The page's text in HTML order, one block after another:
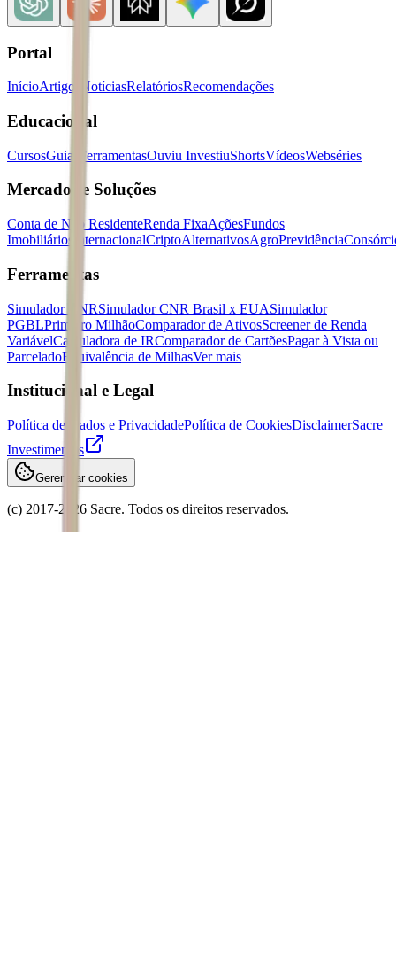
Portal
InícioArtigos NotíciasRelatóriosRecomendações
Educacional
CursosGuias FerramentasOuviu InvestiuShortsVídeosWebséries
Mercados e Soluções
Conta de Não ResidenteRenda FixaAçõesFundos
Imobiliários
InternacionalCriptoAlternativosAgroPrevidência
Ferramentas
Simulador CNRSimulador CNR Brasil x EUASimulador
PGBLPrimeiro MilhãoComparador de AtivosScreener de Renda
VariávelCalculadora de IRComparador de CartõesPagar à Vista ou
ParceladoEquivalência de MilhasVer mais
Institucional e Legal
Política de Dados e PrivacidadePolítica de CookiesDisclaimerSacre
Investimentos
Gerenciar cookies
(c) 2017-2026 Sacre. Todos os direitos reservados.